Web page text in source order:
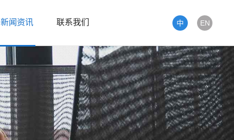
新闻资讯 联系我们 EN
中